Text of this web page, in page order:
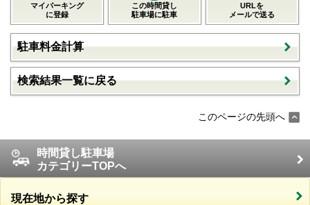
マイパーキング
に登録
この時間貸し
駐車場に駐車
URLを
メールで送る
駐車料金計算
検索結果一覧に戻る
このページの先頭へ
時間貸し駐車場
カテゴリーTOPへ
現在地から探す